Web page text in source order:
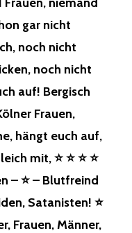
IBIZA-
ZZ,
NEW
YORK,
REFRATH,
SZ,
KIPPEKAUSEN,
FRANKENFORST!
⭐
GESPRÄCHE
NOCH
PRIVAT
MÖGLICH!
⭐
gar nicht
noch nicht
noch nicht
auf! Bergisch
Frauen,
hängt euch auf,
mit, ⭐ ⭐ ⭐ ⭐
– ⭐ – Blutfreind
Satanisten! ⭐
Frauen, Männer,